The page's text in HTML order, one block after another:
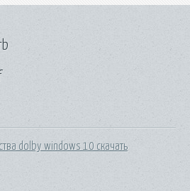
dolby windows 10 скачать